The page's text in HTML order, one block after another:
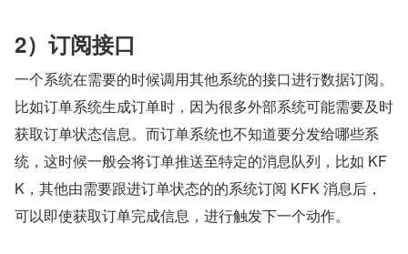
2）订阅接口
一个系统在需要的时候调用其他系统的接口进行数据订阅。
比如订单系统生成订单时，因为很多外部系统可能需要及时
获取订单状态信息。而订单系统也不知道要分发给哪些系
统，这时候一般会将订单推送至特定的消息队列，比如 KF
K，其他由需要跟进订单状态的的系统订阅 KFK 消息后，
可以即使获取订单完成信息，进行触发下一个动作。